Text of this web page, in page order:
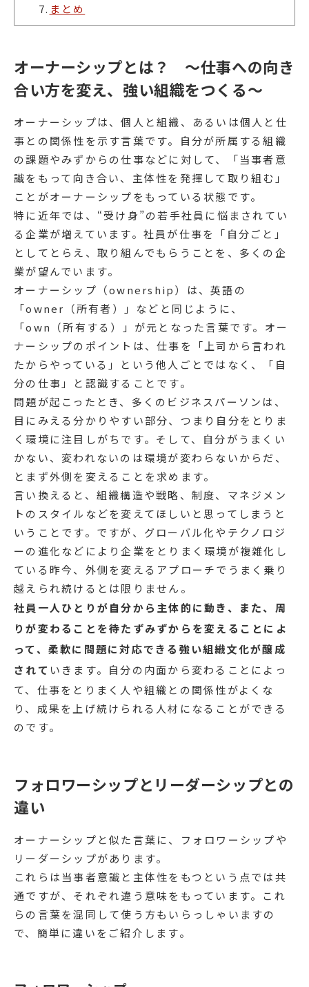
7. まとめ
オーナーシップとは？ 〜仕事への向き
合い方を変え、強い組織をつくる〜
オーナーシップは、個人と組織、あるいは個人と仕
事との関係性を示す言葉です。自分が所属する組織
の課題やみずからの仕事などに対して、「当事者意
識をもって向き合い、主体性を発揮して取り組む」
ことがオーナーシップをもっている状態です。
特に近年では、“受け身”の若手社員に悩まされてい
る企業が増えています。社員が仕事を「自分ごと」
としてとらえ、取り組んでもらうことを、多くの企
業が望んでいます。
オーナーシップ（ownership）は、英語の
「owner（所有者）」などと同じように、
「own（所有する）」が元となった言葉です。オー
ナーシップのポイントは、仕事を「上司から言われ
たからやっている」という他人ごとではなく、「自
分の仕事」と認識することです。
問題が起こったとき、多くのビジネスパーソンは、
目にみえる分かりやすい部分、つまり自分をとりま
く環境に注目しがちです。そして、自分がうまくい
かない、変われないのは環境が変わらないからだ、
とまず外側を変えることを求めます。
言い換えると、組織構造や戦略、制度、マネジメン
トのスタイルなどを変えてほしいと思ってしまうと
いうことです。ですが、グローバル化やテクノロジ
ーの進化などにより企業をとりまく環境が複雑化し
ている昨今、外側を変えるアプローチでうまく乗り
越えられ続けるとは限りません。
社員一人ひとりが自分から主体的に動き、また、周
りが変わることを待たずみずからを変えることによ
って、柔軟に問題に対応できる強い組織文化が醸成
されて いきます。自分の内面から変わることによっ
て、仕事をとりまく人や組織との関係性がよくな
り、成果を上げ続けられる人材になることができる
のです。
フォロワーシップとリーダーシップとの
違い
オーナーシップと似た言葉に、フォロワーシップや
リーダーシップがあります。
これらは当事者意識と主体性をもつという点では共
通ですが、それぞれ違う意味をもっています。これ
らの言葉を混同して使う方もいらっしゃいますの
で、簡単に違いをご紹介します。